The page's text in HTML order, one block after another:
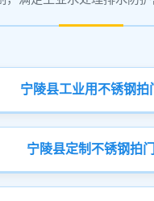
宁陵县工业用不锈钢拍
宁陵县定制不锈钢拍门